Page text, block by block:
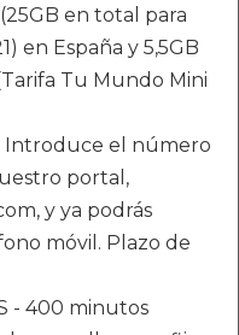
en total para
en España y 5,5GB
Tu Mundo Mini
Introduce el número
portal,
y ya podrás
móvil. Plazo de
- 400 minutos